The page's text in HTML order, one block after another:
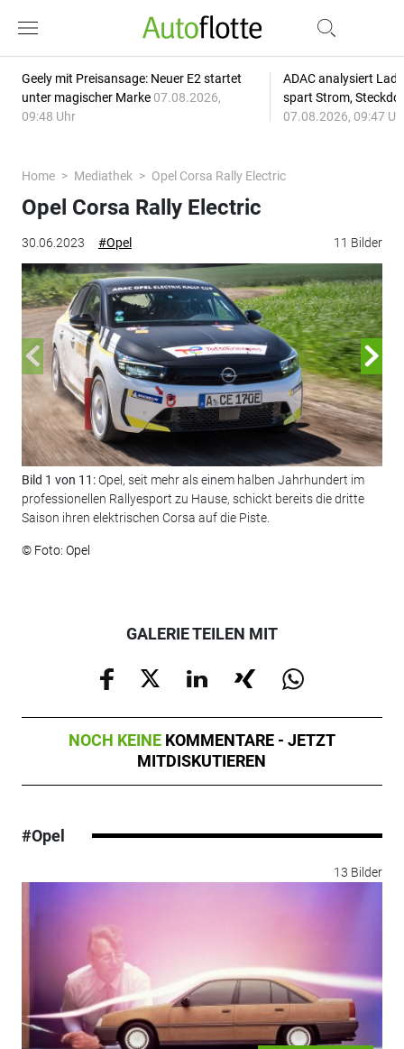
Geely mit Preisansage: Neuer E2 startet
unter magischer Marke 07.08.2026,
09:48 Uhr
ADAC analysiert
spart Strom,
07.08.2026, 09:47
Home Mediathek Opel Corsa Rally Electric
30.06.2023 #Opel 11 Bilder
Opel Corsa Rally Electric
Bild 1 von 11:Opel, seit mehr als einem halben Jahrhundert im
professionellen Rallyesport zu Hause, schickt bereits die dritte
Saison ihren elektrischen Corsa auf die Piste.
© Foto: Opel
GALERIE TEILEN MIT
NOCH KEINE KOMMENTARE - JETZT
MITDISKUTIEREN
#Opel
13 Bilder